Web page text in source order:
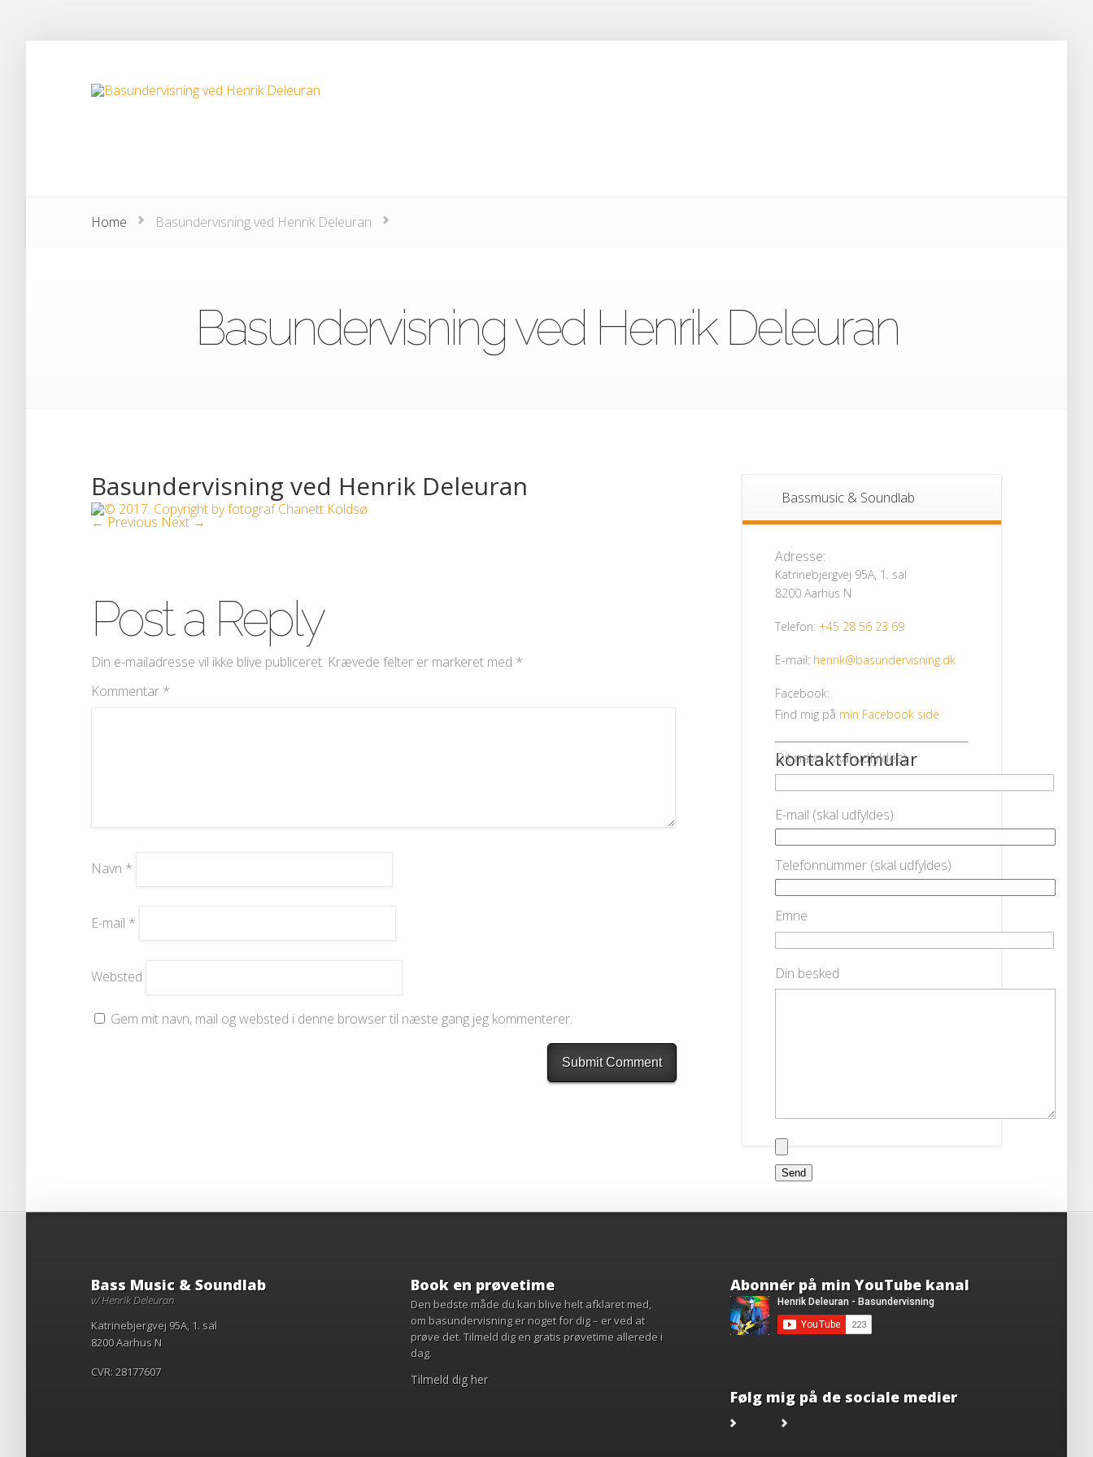
Home Basundervisning ved Henrik Deleuran
Basundervisning ved Henrik Deleuran
Basundervisning ved Henrik Deleuran
← Previous Next →
Post a Reply
Din e-mailadresse vil ikke blive publiceret. Krævede felter er markeret med *
Kommentar *
Navn *
E-mail *
Websted
Gem mit navn, mail og websted i denne browser til næste gang jeg kommenterer.
Bassmusic & Soundlab
Adresse:
Katrinebjergvej 95A, 1. sal
8200 Aarhus N
Telefon: +45 28 56 23 69
E-mail: henrik@basundervisning.dk
Facebook:
Find mig på min Facebook side
kontaktformular
Dit navn (skal udfyldes)
E-mail (skal udfyldes)
Telefonnummer (skal udfyldes)
Emne
Din besked
Bass Music & Soundlab
v/ Henrik Deleuran
Katrinebjergvej 95A, 1. sal
8200 Aarhus N
CVR: 28177607
Book en prøvetime
Den bedste måde du kan blive helt afklaret med,
om basundervisning er noget for dig – er ved at
prøve det. Tilmeld dig en gratis prøvetime allerede i
dag.
Tilmeld dig her
Abonnér på min YouTube kanal
Følg mig på de sociale medier